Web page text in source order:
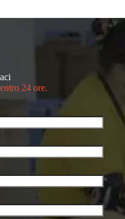
24 ore.